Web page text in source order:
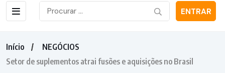
ENTRAR
Início
NEGÓCIOS
Setor de suplementos atrai fusões e aquisições no Brasil